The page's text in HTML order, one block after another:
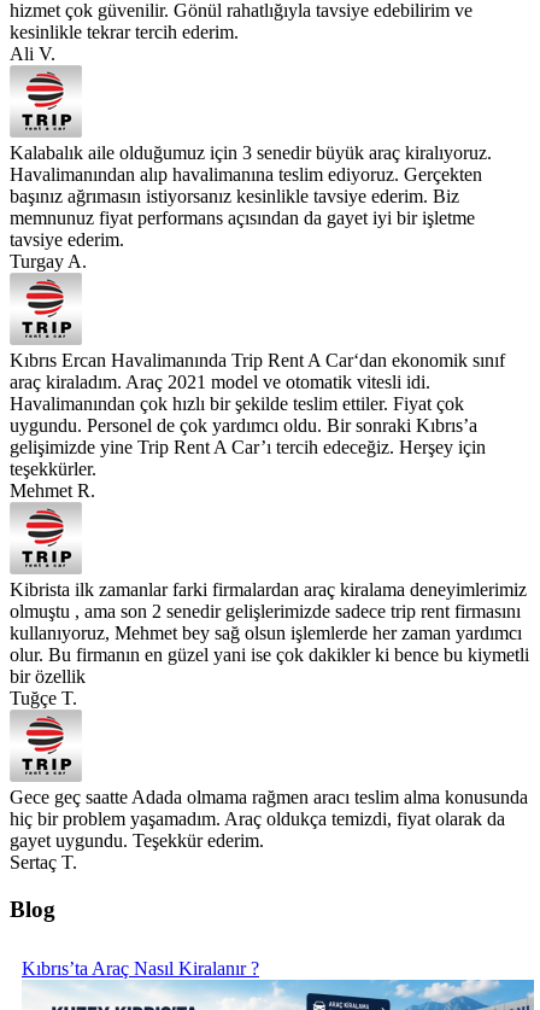
hizmet çok güvenilir. Gönül rahatlığıyla tavsiye edebilirim ve
kesinlikle tekrar tercih ederim.
Ali V.
Kalabalık aile olduğumuz için 3 senedir büyük araç kiralıyoruz.
Havalimanından alıp havalimanına teslim ediyoruz. Gerçekten
başınız ağrımasın istiyorsanız kesinlikle tavsiye ederim. Biz
memnunuz fiyat performans açısından da gayet iyi bir işletme
tavsiye ederim.
Turgay A.
Kıbrıs Ercan Havalimanında Trip Rent A Car‘dan ekonomik sınıf
araç kiraladım. Araç 2021 model ve otomatik vitesli idi.
Havalimanından çok hızlı bir şekilde teslim ettiler. Fiyat çok
uygundu. Personel de çok yardımcı oldu. Bir sonraki Kıbrıs’a
gelişimizde yine Trip Rent A Car’ı tercih edeceğiz. Herşey için
teşekkürler.
Mehmet R.
Kibrista ilk zamanlar farki firmalardan araç kiralama deneyimlerimiz
olmuştu , ama son 2 senedir gelişlerimizde sadece trip rent firmasını
kullanıyoruz, Mehmet bey sağ olsun işlemlerde her zaman yardımcı
olur. Bu firmanın en güzel yani ise çok dakikler ki bence bu kiymetli
bir özellik
Tuğçe T.
Gece geç saatte Adada olmama rağmen aracı teslim alma konusunda
hiç bir problem yaşamadım. Araç oldukça temizdi, fiyat olarak da
gayet uygundu. Teşekkür ederim.
Sertaç T.
Blog
Kıbrıs’ta Araç Nasıl Kiralanır ?